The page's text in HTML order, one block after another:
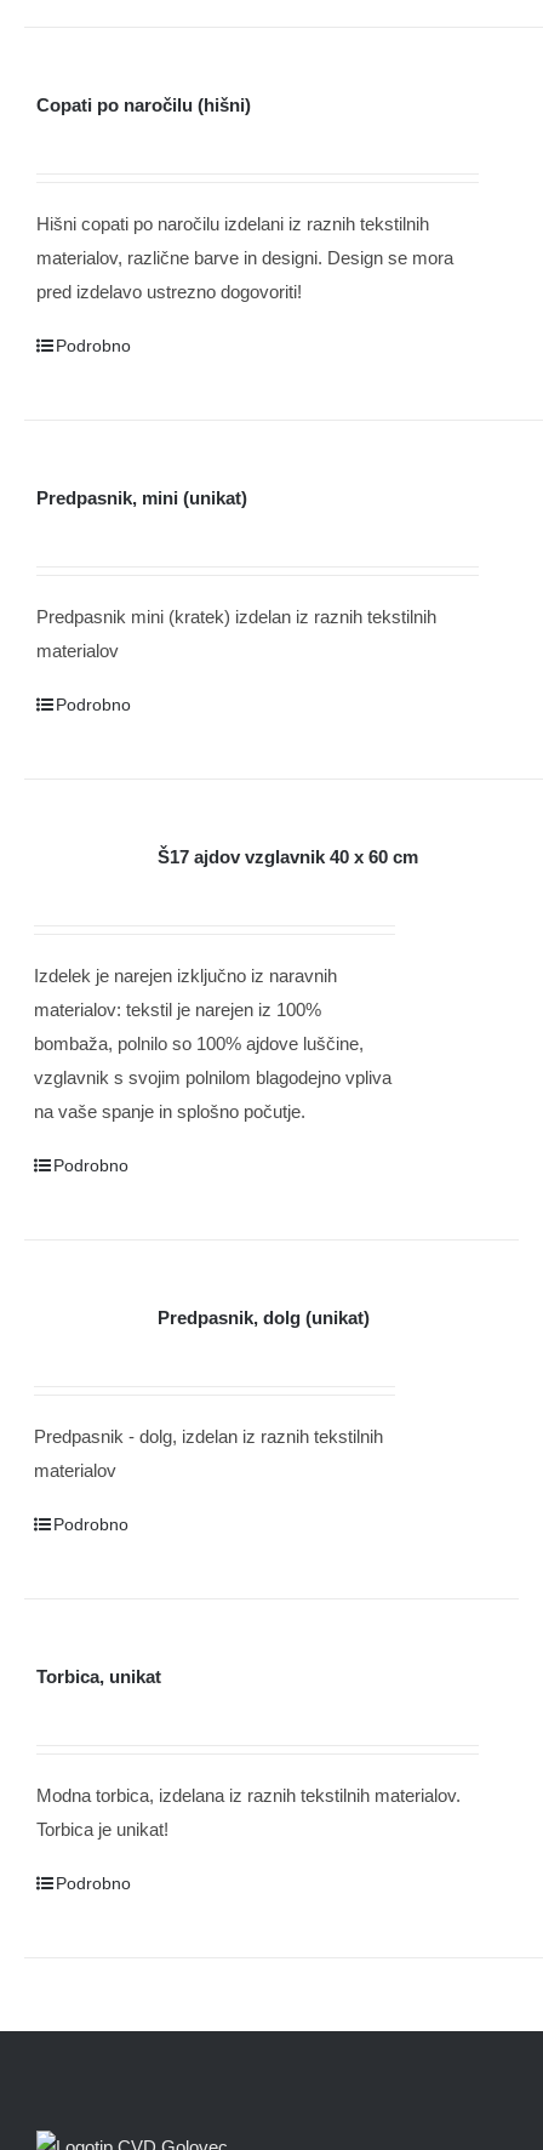
Copati po naročilu (hišni)
Hišni copati po naročilu izdelani iz raznih tekstilnih
materialov, različne barve in designi. Design se mora
pred izdelavo ustrezno dogovoriti!
Podrobno
Predpasnik, mini (unikat)
Predpasnik mini (kratek) izdelan iz raznih tekstilnih
materialov
Podrobno
Š17 ajdov vzglavnik 40 x 60 cm
Izdelek je narejen izključno iz naravnih
materialov: tekstil je narejen iz 100%
bombaža, polnilo so 100% ajdove luščine,
vzglavnik s svojim polnilom blagodejno vpliva
na vaše spanje in splošno počutje.
Podrobno
Predpasnik, dolg (unikat)
Predpasnik - dolg, izdelan iz raznih tekstilnih
materialov
Podrobno
Torbica, unikat
Modna torbica, izdelana iz raznih tekstilnih materialov.
Torbica je unikat!
Podrobno